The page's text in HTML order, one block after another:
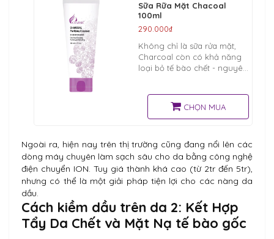
Sữa Rữa Mặt Chacoal
100ml
290.000₫
Không chỉ là sữa rửa mặt,
Charcoal còn có khả năng
loại bỏ tế bào chết - nguyên
làn da mịn màng, trắng sáng
CHỌN MUA
Ngoài ra, hiện nay trên thị trường cũng đang nổi lên các
dòng máy chuyên làm sạch sâu cho da bằng công nghệ
điện chuyển ION. Tuy giá thành khá cao (từ 2tr đến 5tr),
nhưng có thể là một giải pháp tiện lợi cho các nàng da
dầu.
Cách kiềm dầu trên da 2: Kết Hợp
Tẩy Da Chết và Mặt Nạ tế bào gốc